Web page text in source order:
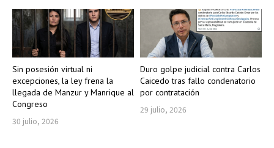
Sin posesión virtual ni
excepciones, la ley frena la
llegada de Manzur y Manrique al
Congreso
30 julio, 2026
Duro golpe judicial contra Carlos
Caicedo tras fallo condenatorio
por contratación
29 julio, 2026